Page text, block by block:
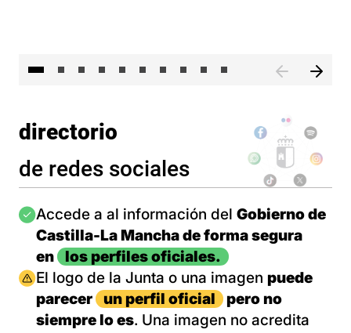
directorio
de redes sociales
Imagen
Accede a al información del Gobierno de
Castilla-La Mancha de forma segura
en
los perfiles oficiales.
Imagen
El logo de la Junta o una imagen puede
parecer
un perfil oficial
pero no
siempre lo es. Una imagen no acredita